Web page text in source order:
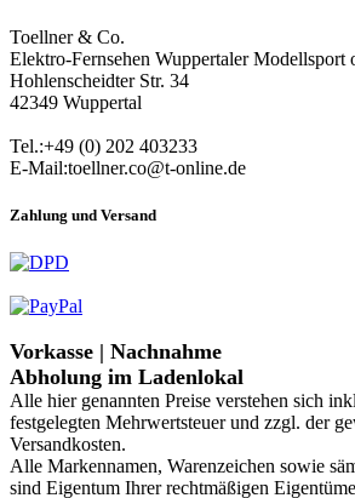
Toellner & Co.
Elektro-Fernsehen Wuppertaler Modellsport
Hohlenscheidter Str. 34
42349 Wuppertal
Tel.:+49 (0) 202 403233
E-Mail:toellner.co@t-online.de
Zahlung und Versand
Vorkasse | Nachnahme
Abholung im Ladenlokal
Alle hier genannten Preise verstehen sich
festgelegten Mehrwertsteuer und zzgl. der
Versandkosten.
Alle Markennamen, Warenzeichen sowie
sind Eigentum Ihrer rechtmäßigen